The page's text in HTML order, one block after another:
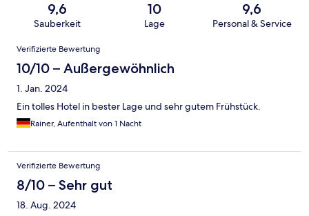
9,6
Sauberkeit
10
Lage
9,6
Personal & Service
Bewertungen
Verifizierte Bewertung
10/10 – Außergewöhnlich
1. Jan. 2024
Ein tolles Hotel in bester Lage und sehr gutem Frühstück.
Rainer, Aufenthalt von 1 Nacht
Verifizierte Bewertung
8/10 – Sehr gut
18. Aug. 2024